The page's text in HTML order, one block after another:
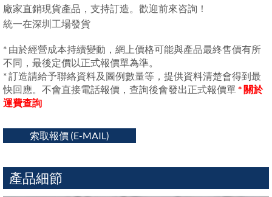
廠家直銷現貨產品，支持訂造。歡迎前來咨詢！
統一在深圳工場發貨
* 由於經營成本持續變動，網上價格可能與產品最終售價有所
不同，最後定價以正式報價單為準。
* 訂造請給予聯絡資料及圖例數量等，提供資料清楚會得到最
快回應。不會直接電話報價，查詢後會發出正式報價單* 關於
運費查詢
索取報價 (E-MAIL)
產品細節